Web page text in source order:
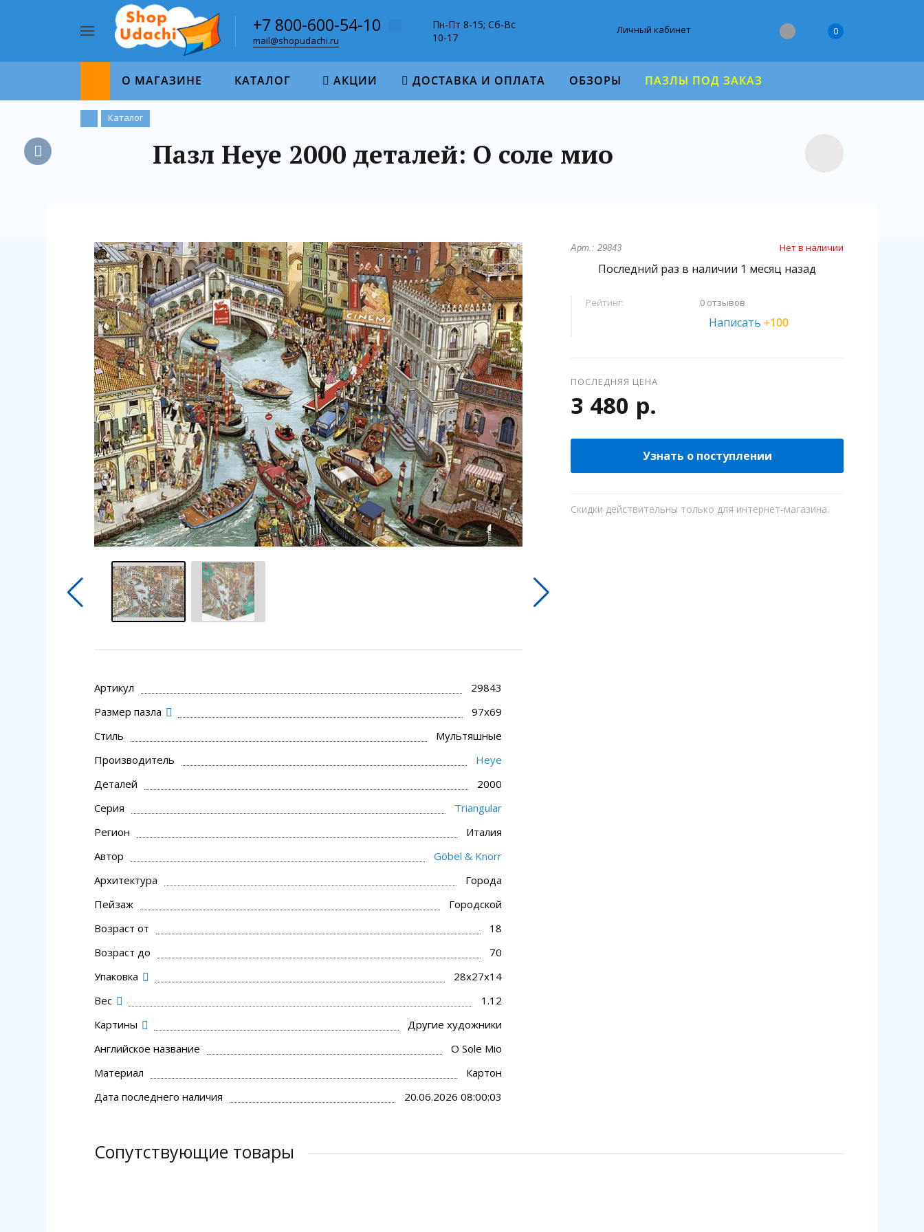
Найти
+7 800-600-54-10
mail@shopudachi.ru
Пн-Пт 8-15; Сб-Вс
10-17
Личный кабинет 0
О МАГАЗИНЕ КАТАЛОГ АКЦИИ ДОСТАВКА И ОПЛАТА ОБЗОРЫ ПАЗЛЫ ПОД ЗАКАЗ
Каталог
Пазл Heye 2000 деталей: О соле мио
Артикул
29843
Размер пазла
97x69
Стиль
Мультяшные
Производитель
Heye
Деталей
2000
Серия
Triangular
Регион
Италия
Автор
Göbel & Knorr
Архитектура
Города
Пейзаж
Городской
Возраст от
18
Возраст до
70
Упаковка
28x27x14
Вес
1.12
Картины
Другие художники
Английское название
O Sole Mio
Материал
Картон
Дата последнего наличия
20.06.2026 08:00:03
Арт.: 29843 Нет в наличии
Последний раз в наличии 1 месяц назад
Рейтинг: 0 отзывов
Написать+100
ПОСЛЕДНЯЯ ЦЕНА
3 480 р.
Узнать о поступлении
Скидки действительны только для интернет-магазина.
Сопутствующие товары